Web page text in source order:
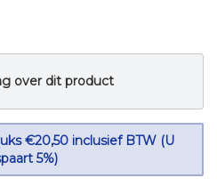
over dit product
€20,50 inclusief BTW (U
5%)